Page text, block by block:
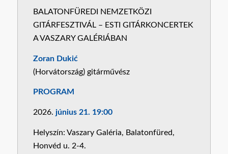
BALATONFÜREDI NEMZETKÖZI
GITÁRFESZTIVÁL – ESTI GITÁRKONCERTEK
A VASZARY GALÉRIÁBAN
Zoran Dukić
(Horvátország) gitárművész
PROGRAM
2026. június 21. 19:00
Helyszín: Vaszary Galéria, Balatonfüred,
Honvéd u. 2-4.